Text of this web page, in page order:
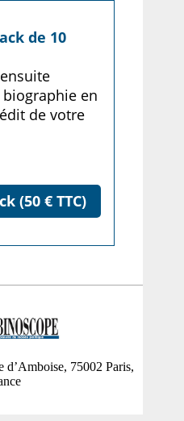
de 10
en
de votre
(50 € TTC)
d’Amboise, 75002 Paris,